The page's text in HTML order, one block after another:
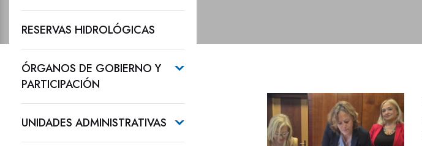
RESERVAS HIDROLÓGICAS
ÓRGANOS DE GOBIERNO Y
PARTICIPACIÓN
UNIDADES ADMINISTRATIVAS